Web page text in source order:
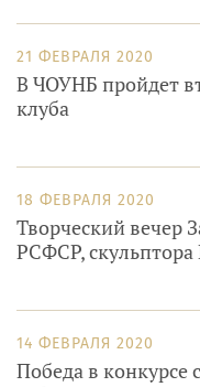
21 ФЕВРАЛЯ 2020
В ЧОУНБ пройдет
клуба
18 ФЕВРАЛЯ 2020
Творческий вечер
РСФСР, скульптора
14 ФЕВРАЛЯ 2020
Победа в конкурсе